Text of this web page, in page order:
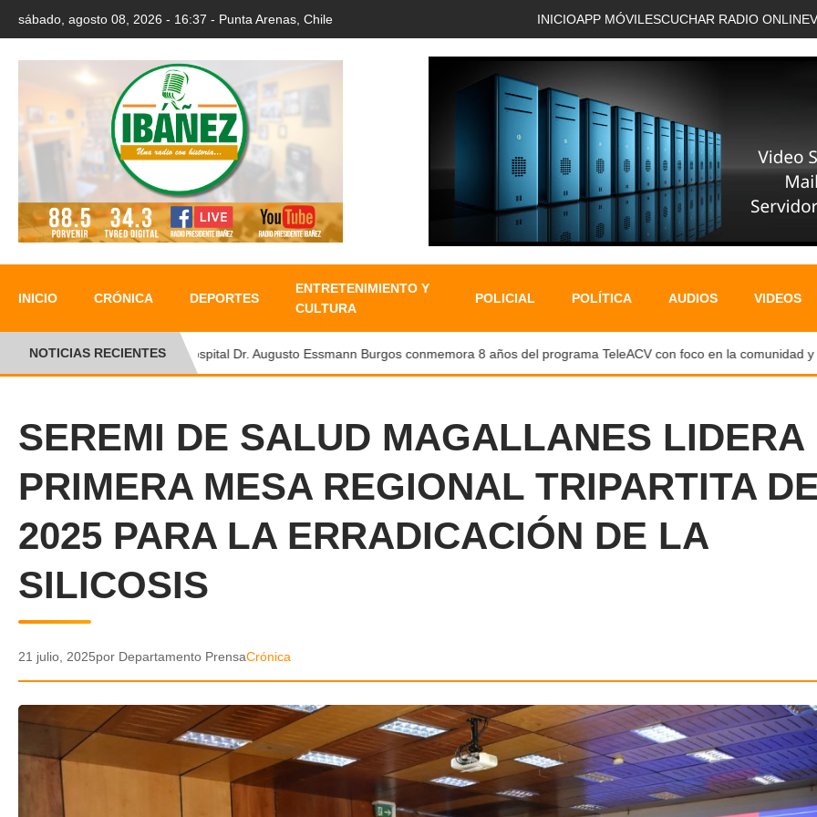
sábado, agosto 08, 2026 - 16:37 - Punta Arenas, Chile INICIOAPP MÓVIL ESCUCHAR RADIO ONLINE
INICIO CRÓNICA DEPORTES
ENTRETENIMIENTO Y
CULTURA
POLICIAL POLÍTICA AUDIOS VIDEOS
NOTICIAS RECIENTESHospital Dr. Augusto Essmann Burgos conmemora 8 años del programa TeleACV con foco en la comunidad y
SEREMI DE SALUD MAGALLANES LIDERA
PRIMERA MESA REGIONAL TRIPARTITA
2025 PARA LA ERRADICACIÓN DE LA
SILICOSIS
21 julio, 2025por Departamento PrensaCrónica